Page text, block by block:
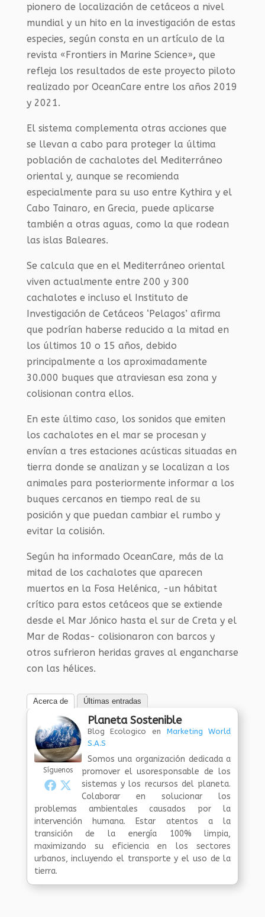
pionero de localización de cetáceos a nivel
mundial y un hito en la investigación de estas
especies, según consta en un artículo de la
revista «Frontiers in Marine Science», que
refleja los resultados de este proyecto piloto
realizado por OceanCare entre los años 2019
y 2021.
El sistema complementa otras acciones que
se llevan a cabo para proteger la última
población de cachalotes del Mediterráneo
oriental y, aunque se recomienda
especialmente para su uso entre Kythira y el
Cabo Tainaro, en Grecia, puede aplicarse
también a otras aguas, como la que rodean
las islas Baleares.
Se calcula que en el Mediterráneo oriental
viven actualmente entre 200 y 300
cachalotes e incluso el Instituto de
Investigación de Cetáceos ‘Pelagos’ afirma
que podrían haberse reducido a la mitad en
los últimos 10 o 15 años, debido
principalmente a los aproximadamente
30.000 buques que atraviesan esa zona y
colisionan contra ellos.
En este último caso, los sonidos que emiten
los cachalotes en el mar se procesan y
envían a tres estaciones acústicas situadas en
tierra donde se analizan y se localizan a los
animales para posteriormente informar a los
buques cercanos en tiempo real de su
posición y que puedan cambiar el rumbo y
evitar la colisión.
Según ha informado OceanCare, más de la
mitad de los cachalotes que aparecen
muertos en la Fosa Helénica, -un hábitat
crítico para estos cetáceos que se extiende
desde el Mar Jónico hasta el sur de Creta y el
Mar de Rodas- colisionaron con barcos y
otros sufrieron heridas graves al engancharse
con las hélices.
Acerca de Últimas entradas
Síguenos
Planeta Sostenible
Blog Ecologico en Marketing World
S.A.S
Somos una organización dedicada a
promover el usoresponsable de los
sistemas y los recursos del planeta.
Colaborar en solucionar los
problemas ambientales causados por la
intervención humana. Estar atentos a la
transición de la energía 100% limpia,
maximizando su eficiencia en los sectores
urbanos, incluyendo el transporte y el uso de la
tierra.